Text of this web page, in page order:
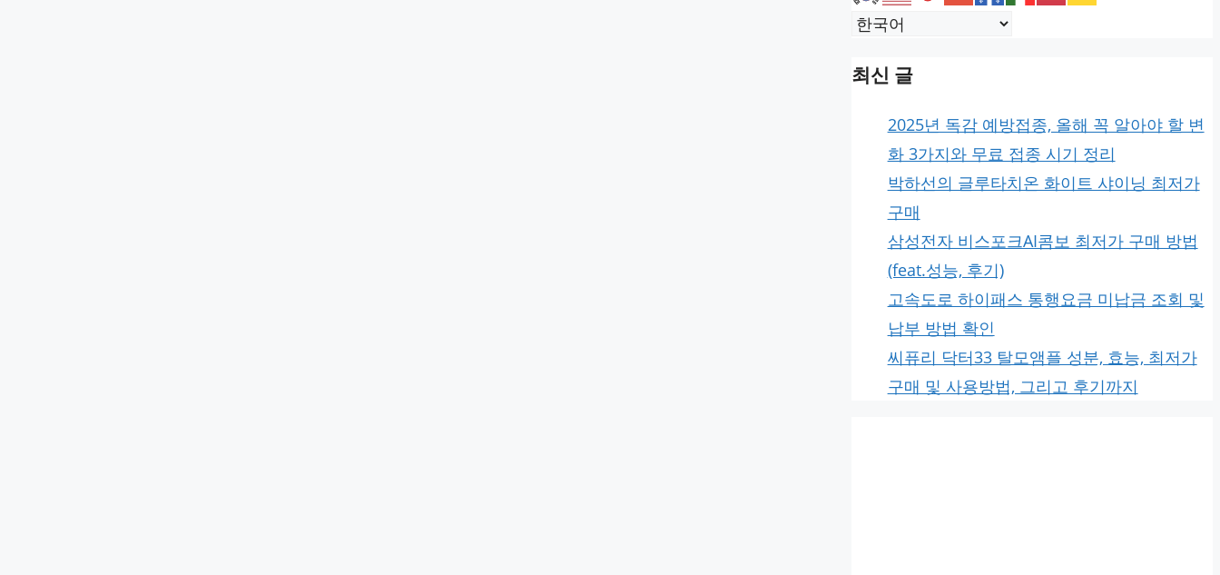
최신 글
2025년 독감 예방접종, 올해 꼭 알아야 할 변
화 3가지와 무료 접종 시기 정리
박하선의 글루타치온 화이트 샤이닝 최저가
구매
삼성전자 비스포크AI콤보 최저가 구매 방법
(feat.성능, 후기)
고속도로 하이패스 통행요금 미납금 조회 및
납부 방법 확인
씨퓨리 닥터33 탈모앰플 성분, 효능, 최저가
구매 및 사용방법, 그리고 후기까지